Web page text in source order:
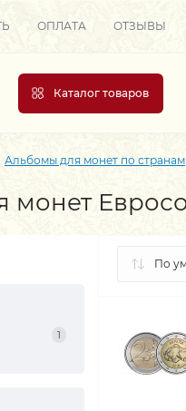
ОПЛАТА ОТЗЫВЫ
Каталог товаров
Альбомы для монет по странам
монет
1